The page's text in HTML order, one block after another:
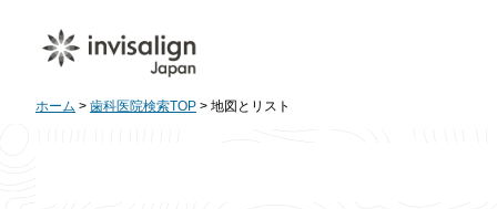
ホーム > 歯科医院検索TOP > 地図とリスト